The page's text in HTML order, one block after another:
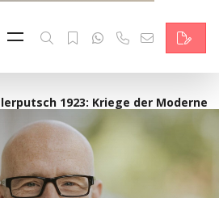
Feed
Minds
Topics
Services
we are
1923: Kriege der Moderne